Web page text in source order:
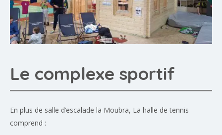
Le complexe sportif
En plus de salle d’escalade la Moubra, La halle de tennis
comprend :